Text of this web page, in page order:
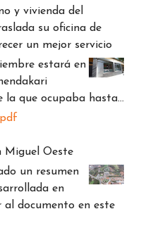
y vivienda del
su oficina de
un mejor servicio
estará en
la que ocupaba hasta…
Miguel Oeste
un resumen
en
al documento en este